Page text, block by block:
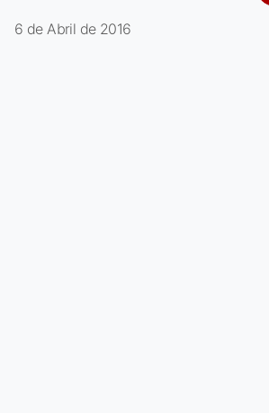
6 de Abril de 2016